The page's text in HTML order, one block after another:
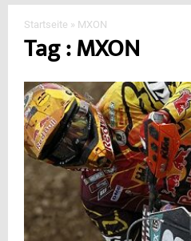
MENU
Startseite » MXON
Tag : MXON